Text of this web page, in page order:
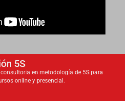
5S
en metodología de 5S para
online y presencial.